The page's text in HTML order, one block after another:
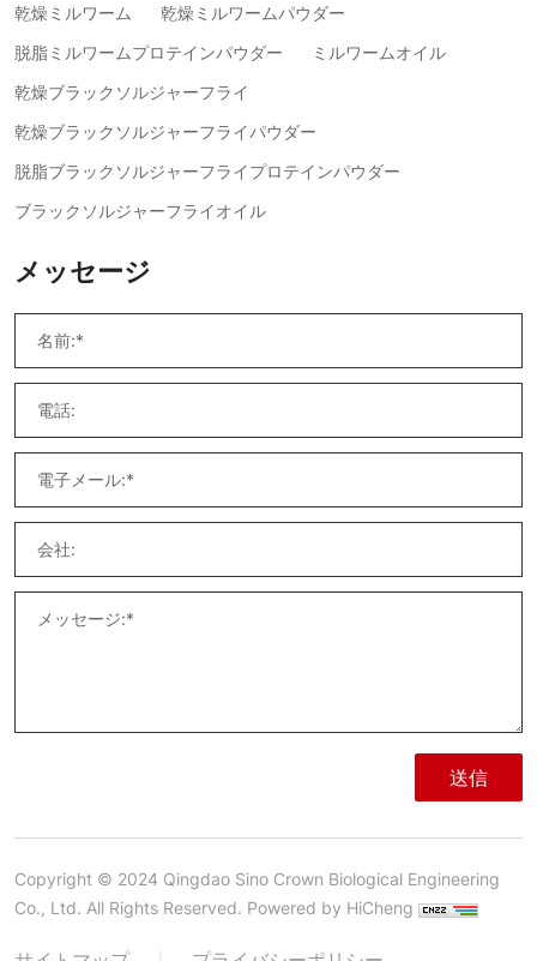
乾燥ミルワーム
乾燥ミルワームパウダー
脱脂ミルワームプロテインパウダー
ミルワームオイル
乾燥ブラックソルジャーフライ
乾燥ブラックソルジャーフライパウダー
脱脂ブラックソルジャーフライプロテインパウダー
ブラックソルジャーフライオイル
メッセージ
送信
Copyright © 2024 Qingdao Sino Crown Biological Engineering
Co., Ltd. All Rights Reserved. Powered by HiCheng